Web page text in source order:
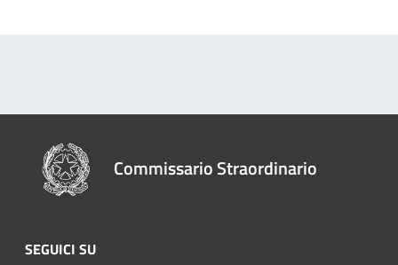
Commissario Straordinario
SEGUICI SU